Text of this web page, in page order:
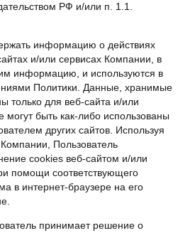
РФ и/или п. 1.1.
информацию о действиях
и/или сервисах Компании, в
информацию, и используются в
Политики. Данные, хранимые
только для веб-сайта и/или
быть как-либо использованы
других сайтов. Используя
Пользователь
cookies веб-сайтом и/или
помощи соответствующего
в интернет-браузере на его
принимает решение о